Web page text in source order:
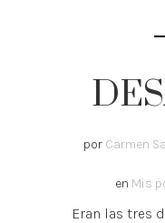
por Carmen
en Mis
Eran las tres